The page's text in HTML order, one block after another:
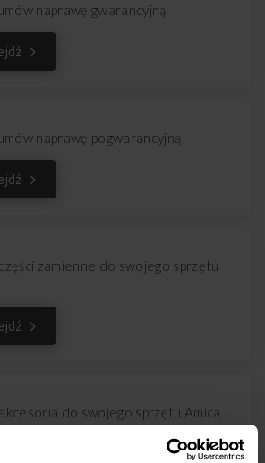
naprawę gwarancyjną
naprawę pogwarancyjną
zamienne do swojego sprzętu
do swojego sprzętu Amica